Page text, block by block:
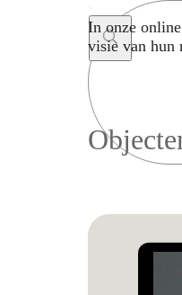
In onze
visie van hun